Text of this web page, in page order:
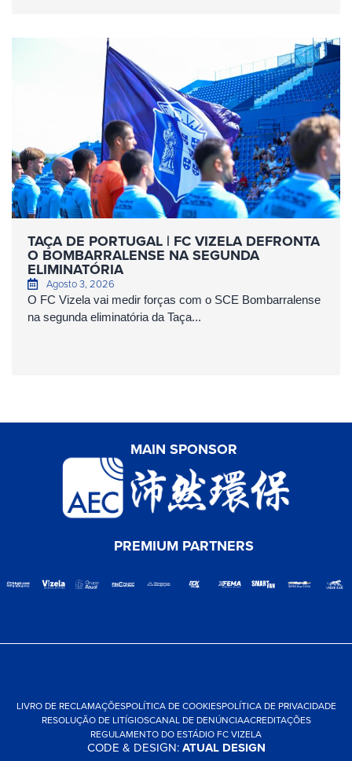
TAÇA DE PORTUGAL | FC VIZELA DEFRONTA
O BOMBARRALENSE NA SEGUNDA
ELIMINATÓRIA
Agosto 3, 2026
O FC Vizela vai medir forças com o SCE Bombarralense
na segunda eliminatória da Taça...
MAIN SPONSOR
PREMIUM PARTNERS
LIVRO DE RECLAMAÇÕESPOLÍTICA DE COOKIESPOLÍTICA DE PRIVACIDADE
RESOLUÇÃO DE LITÍGIOSCANAL DE DENÚNCIAACREDITAÇÕES
REGULAMENTO DO ESTÁDIO FC VIZELA
CODE & DESIGN:ATUAL DESIGN